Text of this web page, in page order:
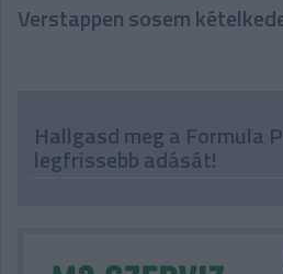
Verstappen sosem
Hallgasd meg a Formula
legfrissebb adását!